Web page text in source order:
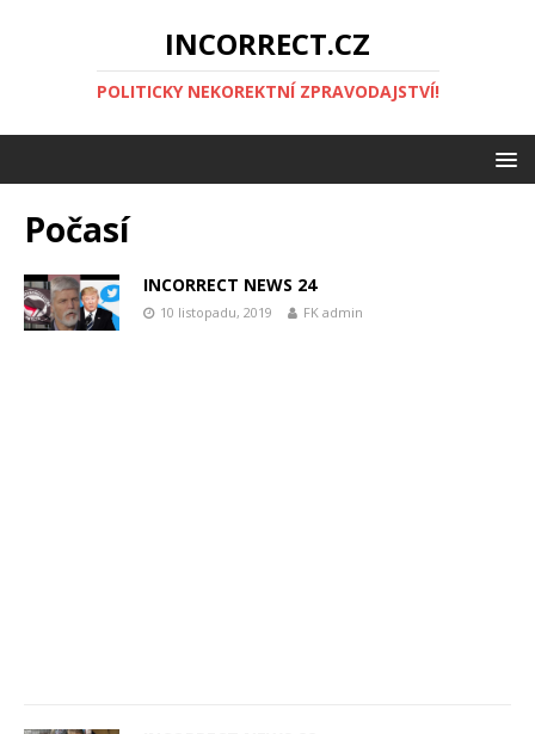
INCORRECT.CZ
POLITICKY NEKOREKTNÍ ZPRAVODAJSTVÍ!
Počasí
INCORRECT NEWS 24
10 listopadu, 2019 FK admin